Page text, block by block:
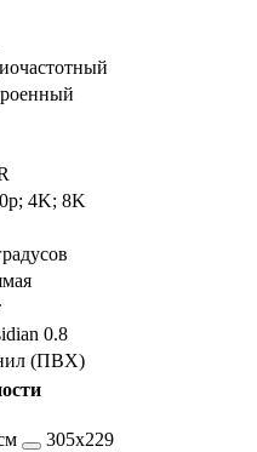
4K; 8K
0.8
(ПВХ)
305х229